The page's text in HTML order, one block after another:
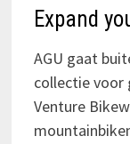
Expand
AGU gaat
collectie voor
Venture